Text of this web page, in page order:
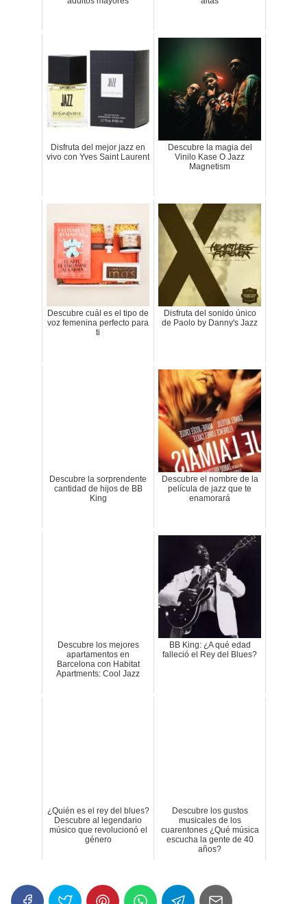
Disfruta del mejor jazz en
vivo con Yves Saint Laurent
Descubre la magia del
Vinilo Kase O Jazz
Magnetism
Descubre cuál es el tipo de
voz femenina perfecto para
ti
Disfruta del sonido único
de Paolo by Danny's Jazz
Descubre la sorprendente
cantidad de hijos de BB
King
Descubre el nombre de la
película de jazz que te
enamorará
Descubre los mejores
apartamentos en
Barcelona con Habitat
Apartments: Cool Jazz
BB King: ¿A qué edad
falleció el Rey del Blues?
¿Quién es el rey del blues?
Descubre al legendario
músico que revolucionó el
género
Descubre los gustos
musicales de los
cuarentones ¿Qué música
escucha la gente de 40
años?